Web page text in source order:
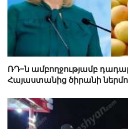
ՌԴ-ն ամբողջությամբ
Հայաստանից ծիրանի